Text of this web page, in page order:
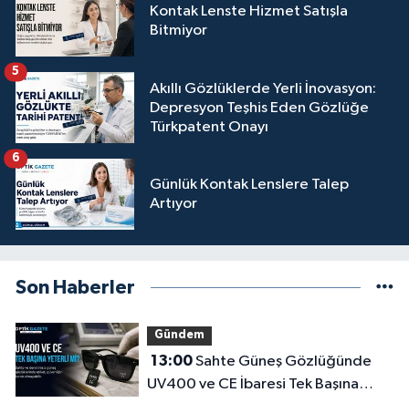
Kontak Lenste Hizmet Satışla
Bitmiyor
Akıllı Gözlüklerde Yerli İnovasyon:
Depresyon Teşhis Eden Gözlüğe
Türkpatent Onayı
5
Günlük Kontak Lenslere Talep
Artıyor
6
Son Haberler
Gündem
13:00Sahte Güneş Gözlüğünde
UV400 ve CE İbaresi Tek Başına